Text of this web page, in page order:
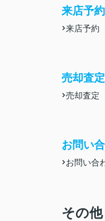
来店予約
来店予約
売却査定
売却査定
お問い
お問い合
その他